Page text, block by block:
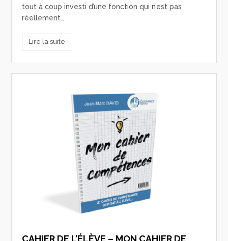
tout à coup investi d’une fonction qui n’est pas
réellement…
Lire la suite
CAHIER DE L’ÉLÈVE – MON CAHIER DE